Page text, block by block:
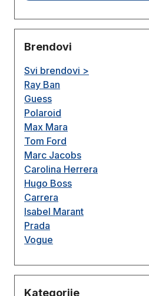
Brendovi
Svi brendovi >
Ray Ban
Guess
Polaroid
Max Mara
Tom Ford
Marc Jacobs
Carolina Herrera
Hugo Boss
Carrera
Isabel Marant
Prada
Vogue
Kategorije